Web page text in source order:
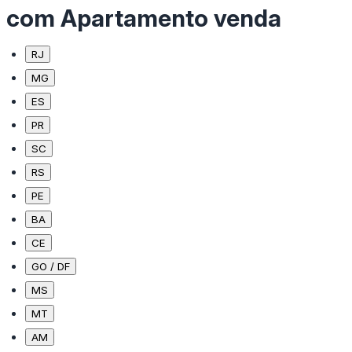
com Apartamento venda
RJ
MG
ES
PR
SC
RS
PE
BA
CE
GO / DF
MS
MT
AM